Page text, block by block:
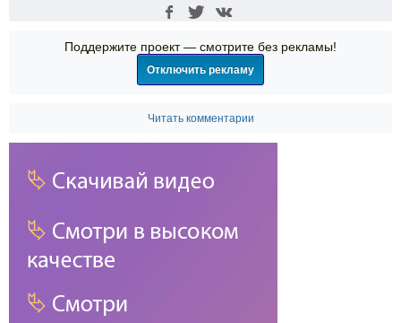
Поддержите проект — смотрите без рекламы!
Отключить рекламу
Читать комментарии